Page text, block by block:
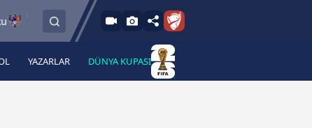
6.8.2026 - Per
18:00
FC Vaduz Jagiellonia Bialystok
A Haber Radyo
YAZARLAR DÜNYA KUPASI